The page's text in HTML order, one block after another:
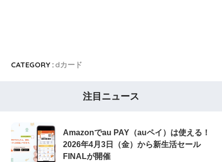
CATEGORY : dカード
注目ニュース
Amazonでau PAY（auペイ）は使える！
2026年4月3日（金）から新生活セール
FINALが開催